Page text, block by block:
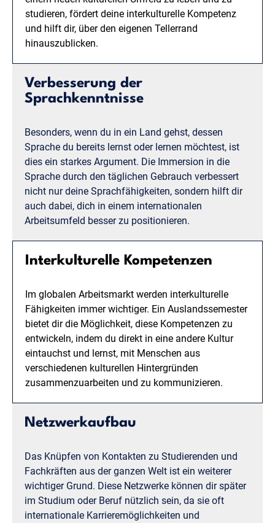
studieren, fördert deine interkulturelle Kompetenz
und hilft dir, über den eigenen Tellerrand
hinauszublicken.
Verbesserung der
Sprachkenntnisse
Besonders, wenn du in ein Land gehst, dessen
Sprache du bereits lernst oder lernen möchtest, ist
dies ein starkes Argument. Die Immersion in die
Sprache durch den täglichen Gebrauch verbessert
nicht nur deine Sprachfähigkeiten, sondern hilft dir
auch dabei, dich in einem internationalen
Arbeitsumfeld besser zu positionieren.
Interkulturelle Kompetenzen
Im globalen Arbeitsmarkt werden interkulturelle
Fähigkeiten immer wichtiger. Ein Auslandssemester
bietet dir die Möglichkeit, diese Kompetenzen zu
entwickeln, indem du direkt in eine andere Kultur
eintauchst und lernst, mit Menschen aus
verschiedenen kulturellen Hintergründen
zusammenzuarbeiten und zu kommunizieren.
Netzwerkaufbau
Das Knüpfen von Kontakten zu Studierenden und
Fachkräften aus der ganzen Welt ist ein weiterer
wichtiger Grund. Diese Netzwerke können dir später
im Studium oder Beruf nützlich sein, da sie oft
internationale Karrieremöglichkeiten und